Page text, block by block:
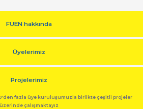
FUEN hakkında
Üyelerimiz
Projelerimiz
fazla üye kuruluşumuzla birlikte çeşitli projeler
üzerinde çalışmaktayız